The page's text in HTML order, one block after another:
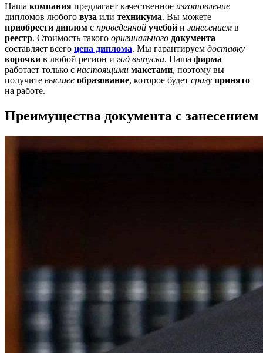
Наша компания предлагает качественное изготовление
дипломов любого вуза или техникума. Вы можете
приобрести диплом с проведенной учебой изанесением в
реестр. Стоимость такого оригинального документа
составляет всего цена диплома. Мы гарантируем доставку
корочки в любой регион и год выпуска. Наша фирма
работает только с настоящими макетами, поэтому вы
получите высшее образование, которое будет сразу принято
на работе.
Преимущества документа с занесением